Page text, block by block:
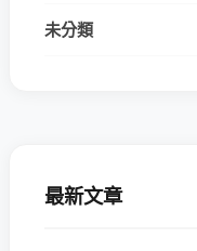
未分類
最新文章